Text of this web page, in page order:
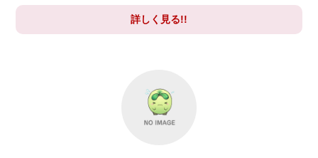
詳しく見る!!